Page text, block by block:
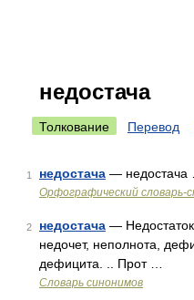
недостача
Толкование Перевод
1 недостача — недостача
Орфографический словарь-
2 недостача —
недочет, неполнота,
дефицита. .. Прот …
Словарь синонимов